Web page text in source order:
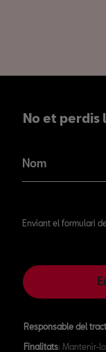
No et perdis
Nom
Enviant el formulari
Responsable del
Finalitats: Mantenir-